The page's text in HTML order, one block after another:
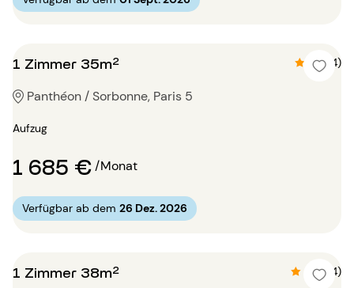
1 Zimmer 35m² 4.5 (4)
Panthéon / Sorbonne, Paris 5
Aufzug
1 685 €/Monat
Verfügbar ab dem 26 Dez. 2026
1 Zimmer 38m² 4.8 (14)